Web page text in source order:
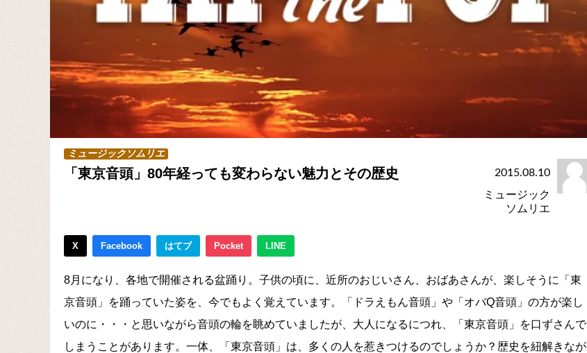
ミュージックソムリエ
「東京音頭」80年経っても変わらない魅力とその歴史 2015.08.10
ミュージック
ソムリエ
X Facebook はてブ Pocket LINE
8月になり、各地で開催される盆踊り。子供の頃に、近所のおじいさん、おばあさんが、楽しそうに「東
京音頭」を踊っていた姿を、今でもよく覚えています。「ドラえもん音頭」や「オバQ音頭」の方が楽し
いのに・・・と思いながら音頭の輪を眺めていましたが、大人になるにつれ、「東京音頭」を口ずさんで
しまうことがあります。一体、「東京音頭」は、多くの人を惹きつけるのでしょうか？歴史を紐解きなが